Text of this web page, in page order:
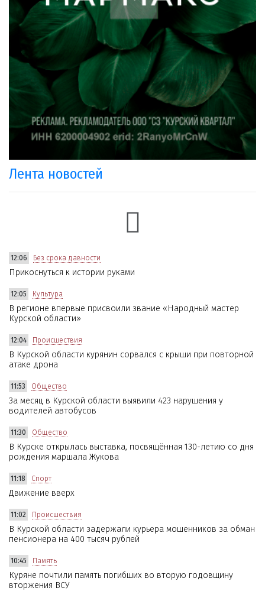
Лента новостей
12:06 Без срока давности
Прикоснуться к истории руками
12:05 Культура
В регионе впервые присвоили звание «Народный мастер
Курской области»
12:04 Происшествия
В Курской области курянин сорвался с крыши при повторной
атаке дрона
11:53 Общество
За месяц в Курской области выявили 423 нарушения у
водителей автобусов
11:30 Общество
В Курске открылась выставка, посвящённая 130-летию со дня
рождения маршала Жукова
11:18 Спорт
Движение вверх
11:02 Происшествия
В Курской области задержали курьера мошенников за обман
пенсионера на 400 тысяч рублей
10:45 Память
Куряне почтили память погибших во вторую годовщину
вторжения ВСУ